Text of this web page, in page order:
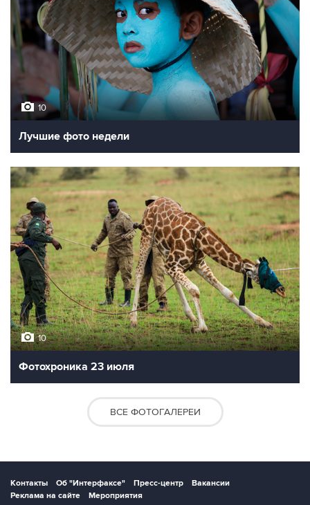
10
Лучшие фото недели
10
Фотохроника 23 июля
ВСЕ ФОТОГАЛЕРЕИ
Контакты Об "Интерфаксе" Пресс-центр
Вакансии
Реклама на сайте
Мероприятия